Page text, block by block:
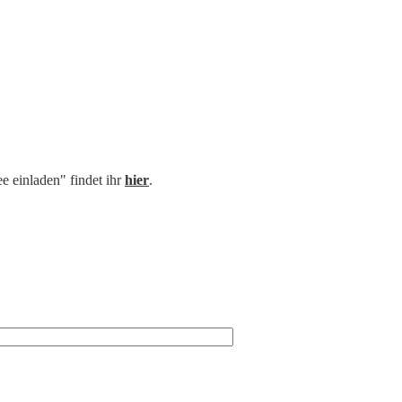
einladen" findet ihrhier.